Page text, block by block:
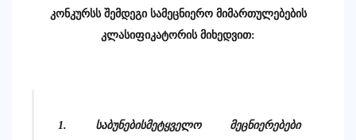
კონკურსს შემდეგი სამეცნიერო მიმართულებების
კლასიფიკატორის მიხედვით:
1. საბუნებისმეტყველო
მეცნიერებები